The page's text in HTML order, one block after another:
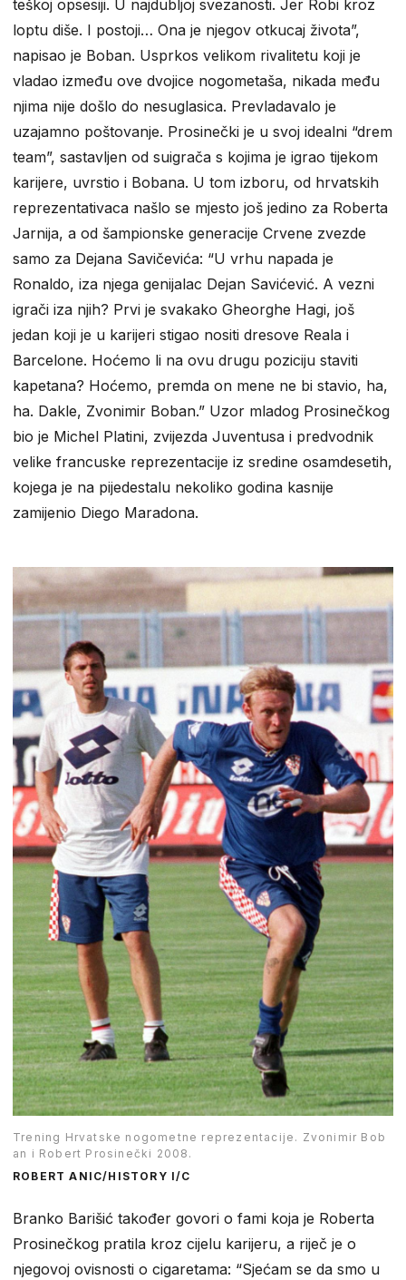
teškoj opsesiji. U najdubljoj svezanosti. Jer Robi kroz
loptu diše. I postoji… Ona je njegov otkucaj života”,
napisao je Boban. Usprkos velikom rivalitetu koji je
vladao između ove dvojice nogometaša, nikada među
njima nije došlo do nesuglasica. Prevladavalo je
uzajamno poštovanje. Prosinečki je u svoj idealni “drem
team”, sastavljen od suigrača s kojima je igrao tijekom
karijere, uvrstio i Bobana. U tom izboru, od hrvatskih
reprezentativaca našlo se mjesto još jedino za Roberta
Jarnija, a od šampionske generacije Crvene zvezde
samo za Dejana Savičevića: “U vrhu napada je
Ronaldo, iza njega genijalac Dejan Savićević. A vezni
igrači iza njih? Prvi je svakako Gheorghe Hagi, još
jedan koji je u karijeri stigao nositi dresove Reala i
Barcelone. Hoćemo li na ovu drugu poziciju staviti
kapetana? Hoćemo, premda on mene ne bi stavio, ha,
ha. Dakle, Zvonimir Boban.” Uzor mladog Prosinečkog
bio je Michel Platini, zvijezda Juventusa i predvodnik
velike francuske reprezentacije iz sredine osamdesetih,
kojega je na pijedestalu nekoliko godina kasnije
zamijenio Diego Maradona.
Trening Hrvatske nogometne reprezentacije. Zvonimir Bob
an i Robert Prosinečki 2008.
ROBERT ANIC/HISTORY I/C
Branko Barišić također govori o fami koja je Roberta
Prosinečkog pratila kroz cijelu karijeru, a riječ je o
njegovoj ovisnosti o cigaretama: “Sjećam se da smo u